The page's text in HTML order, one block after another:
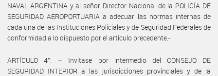
NAVAL ARGENTINA y al señor Director Nacional de la POLICÍA DE
SEGURIDAD AEROPORTUARIA a adecuar las normas internas de
cada una de las Instituciones Policiales y de Seguridad Federales de
conformidad a lo dispuesto por el articulo precedente.-
ARTÍCULO 4°. – Invitase por intermedio del CONSEJO DE
SEGURIDAD INTERIOR a las jurisdicciones provinciales y de la